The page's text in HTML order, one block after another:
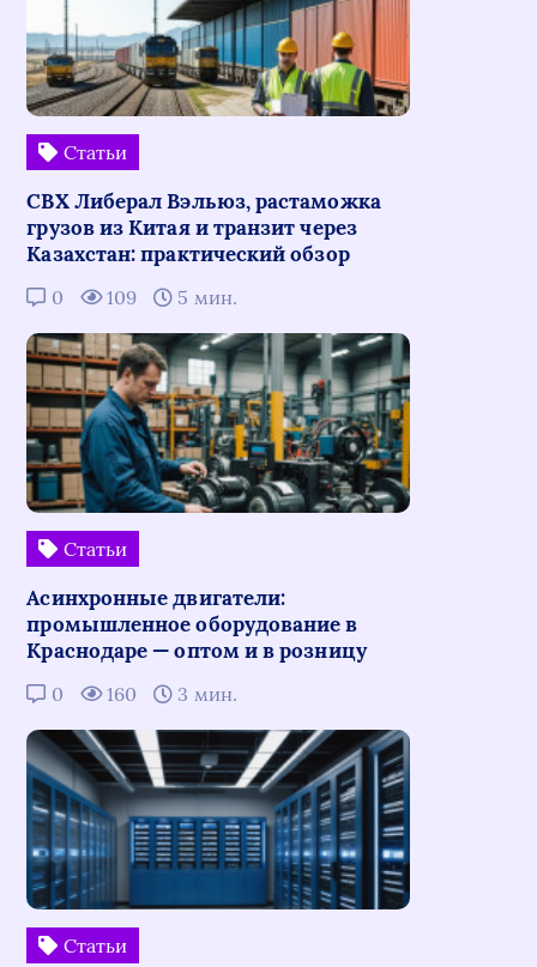
Статьи
СВХ Либерал Вэльюз, растаможка
грузов из Китая и транзит через
Казахстан: практический обзор
0 109 5 мин.
Статьи
Асинхронные двигатели:
промышленное оборудование в
Краснодаре — оптом и в розницу
0 160 3 мин.
Статьи